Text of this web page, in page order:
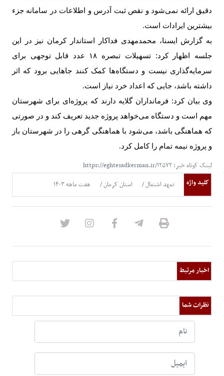
دقیق ارائه نمی‌شود و نقص ثبت آدرس و اطلاعات در سامانه جزء
بیشترین ایرادات است.
به گزارش ایسنا، محمدمهدی فداکار استاندار کرمان نیز در این
جلسه اظهار کرد: تسهیلات تبصره ۱۸
عدد قابل توجهی برای
سرمایه‌گذاری نیست و دستگاه‌ها کمک کنند جاهایی برود که اثر
داشته باشد، جایی که اعداد خرد نیاز است.
وی بیان کرد: فرمانداران گلایه دارند که پروژه‌ای برای شهرستان
مهم است و دستگاه می‌خواهد پروژه جدید تعریف کند و در صورتی
که هماهنگی باشد، می‌شود با هماهنگی گرهی را در شهرستان باز
و پروژه نیمه تمام را کامل کرد.
لینک کوتاه خبر: https://eghtesadkerman.ir/۱۲۵۷۲
کلید واژه
تعهد اشتغال استان کرمان هفت ماهه ۱۴۰۳
اخبار مرتبط
نظرات شما